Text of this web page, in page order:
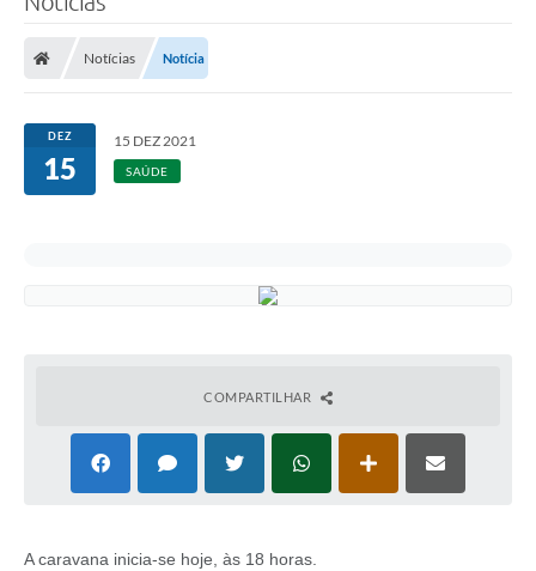
Notícias Notícia
DEZ
15
15 DEZ 2021
SAÚDE
COMPARTILHAR
A caravana inicia-se hoje, às 18 horas.